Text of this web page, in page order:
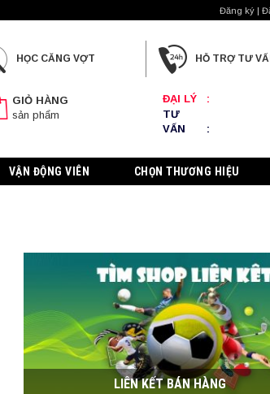
Đăng ký |
HỌC CĂNG VỢT HỖ TRỢ TƯ
GIỎ HÀNG
sản phẩm
ĐẠI LÝ
:
TƯ
VẤN
:
VẬN ĐỘNG VIÊN CHỌN THƯƠNG HIỆU
LIÊN KẾT BÁN HÀNG